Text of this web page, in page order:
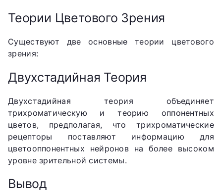
Теории Цветового Зрения
Существуют две основные теории цветового
зрения:
Двухстадийная Теория
Двухстадийная теория объединяет
трихроматическую и теорию оппонентных
цветов, предполагая, что трихроматические
рецепторы поставляют информацию для
цветооппонентных нейронов на более высоком
уровне зрительной системы.
Вывод